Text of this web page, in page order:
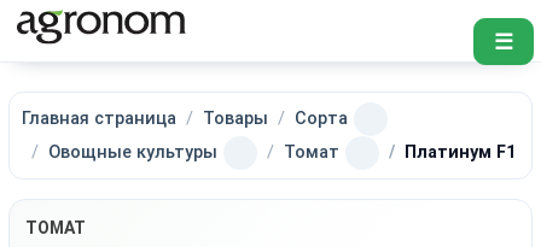
☰
Главная страница Товары
Сорта
Овощные культуры
Томат Платинум F1
ТОМАТ